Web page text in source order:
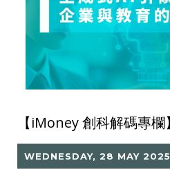
WEDNESDAY, 28 MAY 2025